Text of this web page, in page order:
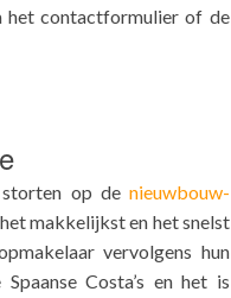
het contactformulier of de
op de nieuwbouw-
makkelijkst en het snelst
vervolgens hun
Costa’s en het is